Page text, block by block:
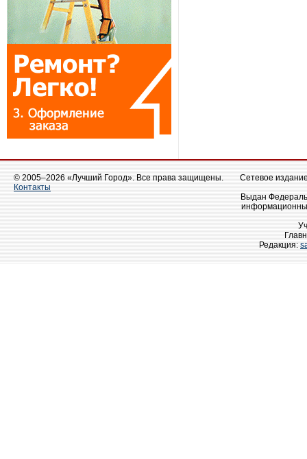
© 2005–2026 «Лучший Город». Все права защищены.
Контакты
Сетевое
Выдан
Редакция: